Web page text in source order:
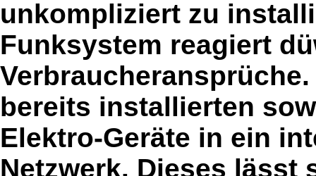
unkompliziert zu
Funksystem reagiert
bereits installierten
Elektro-Geräte in ein
Netzwerk. Dieses lässt